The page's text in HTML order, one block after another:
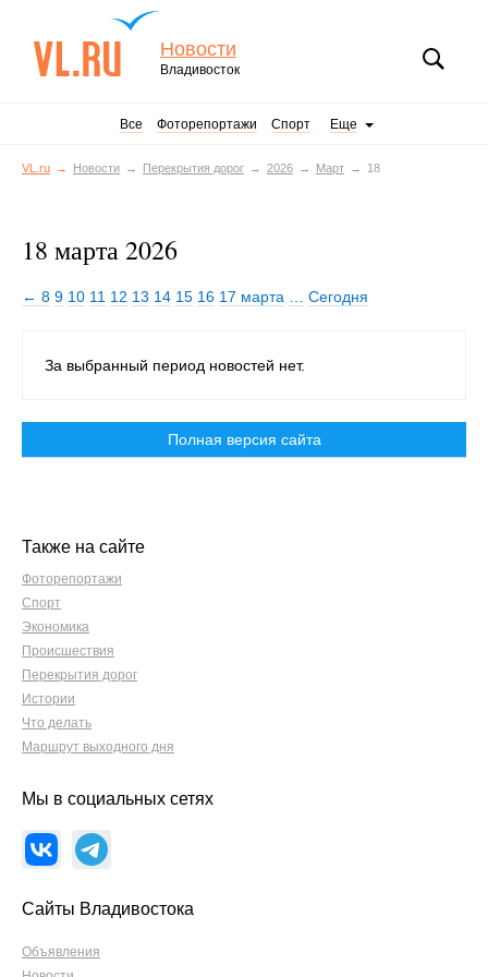
Новости
Владивосток
Все Фоторепортажи Спорт Еще
VL.ru Новости Перекрытия дорог 2026 Март 18
18 марта 2026
← 8 9 10 11 12 13 14 15 16 17 марта Сегодня
За выбранный период новостей нет.
Полная версия сайта
Также на сайте
Фоторепортажи
Спорт
Экономика
Происшествия
Перекрытия дорог
Истории
Что делать
Маршрут выходного дня
Мы в социальных сетях
Сайты Владивостока
Объявления